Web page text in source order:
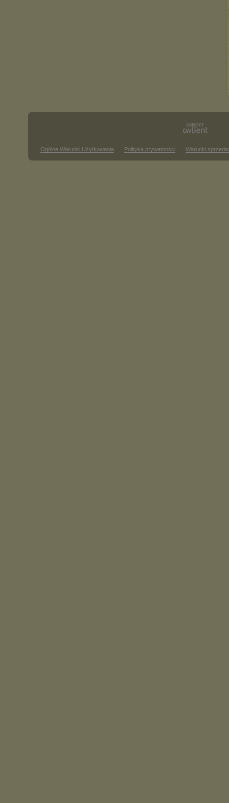
Ogólne Warunki Użytkowania Polityka prywatności Warunki